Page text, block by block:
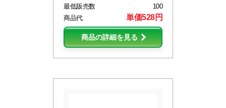
最低販売数
100
商品代
単価528円
商品の詳細を見る